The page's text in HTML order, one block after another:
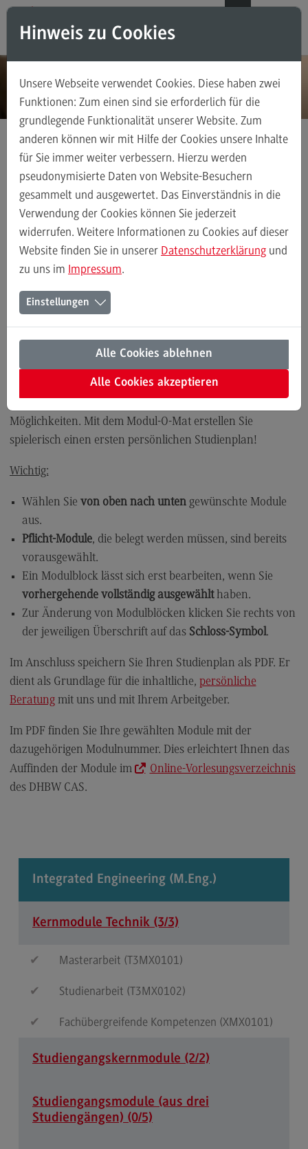
Direkt zum Inhalt
Direkt zum Hauptmenu
Direkt zum Footer
Modul-O-Mat
Masterstudiengänge
Accounting, Controlling, Taxation
Accounting, Controlling, Taxation
Modulangebot
Berufsperspektiven
Kontakt
Advanced Practice in Healthcare
Advanced Practice in Healthcare
Rahmenbedingungen
Modulangebot
Bauingenieurwesen
Bauingenieurwesen
Rahmenbedingungen
Modulangebot
Berufsperspektiven
Kontakt
Data Science and Artificial Intelligence
Data Science and Artificial Intelligence
Profil-O-Mat Data Science and Artificial
Intelligence
(External link)
Rahmenbedingungen
Modulangebot
Berufsperspektiven
Kontakt
Digital Business Management
Digital Business Management
Modulangebot
Berufsperspektiven
Digitalisierung in der Sozialen Arbeit
Modulangebot
Berufsperspektiven
Kontakt
Elektrotechnik und Informationstechnik
Informationstechnik
(External link)
Modulangebot
Kontakt
Modul-O-Mat Integrated Engineering
Modul-O-Mat
(External link)
Accounting, Controlling, Taxation Advanced
Modul-O-Mat Integrated
Engineering
Studieren Sie die Inhalte, die zu Ihren beruflichen und
persönlichen Zielen passen. Die Modulvielfalt unserer
Möglichkeiten. Mit dem Modul-O-Mat erstellen Sie
spielerisch einen ersten persönlichen Studienplan!
Wichtig:
Wählen Sie von oben nach untengewünschte Module
aus.
Pflicht-Module, die belegt werden müssen, sind bereits
vorausgewählt.
Ein Modulblock lässt sich erst bearbeiten, wenn Sie
vorhergehende vollständig ausgewählthaben.
Zur Änderung von Modulblöcken klicken Sie rechts von
der jeweiligen Überschrift auf das Schloss-Symbol.
Im Anschluss speichern Sie Ihren Studienplan als PDF. Er
dient als Grundlage für die inhaltliche, persönliche
Beratungmit uns und mit Ihrem Arbeitgeber.
Im PDF finden Sie Ihre gewählten Module mit der
dazugehörigen Modulnummer. Dies erleichtert Ihnen das
Auffinden der Module im
Online-Vorlesungsverzeichnis
des DHBW CAS.
Integrated Engineering (M.Eng.)
Kernmodule Technik (3/3)
Masterarbeit (T3MX0101)
Studienarbeit (T3MX0102)
Fachübergreifende Kompetenzen (XMX0101)
Studiengangskernmodule (2/2)
Studiengangsmodule (aus drei
Studiengängen) (0/5)
Hinweis zu Cookies
Unsere Webseite verwendet Cookies. Diese haben zwei
Funktionen: Zum einen sind sie erforderlich für die
grundlegende Funktionalität unserer Website. Zum
anderen können wir mit Hilfe der Cookies unsere Inhalte
für Sie immer weiter verbessern. Hierzu werden
pseudonymisierte Daten von Website-Besuchern
gesammelt und ausgewertet. Das Einverständnis in die
Verwendung der Cookies können Sie jederzeit
widerrufen. Weitere Informationen zu Cookies auf dieser
Website finden Sie in unserer Datenschutzerklärung und
zu uns im Impressum.
Einstellungen
Alle Cookies ablehnen
Alle Cookies akzeptieren